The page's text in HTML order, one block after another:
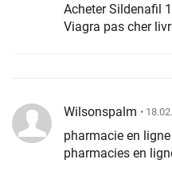
Acheter Sildenafil
Viagra pas cher
Wilsonspalm •
pharmacie en
pharmacies en